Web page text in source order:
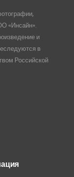
«Инсайн».
и
в
Российской